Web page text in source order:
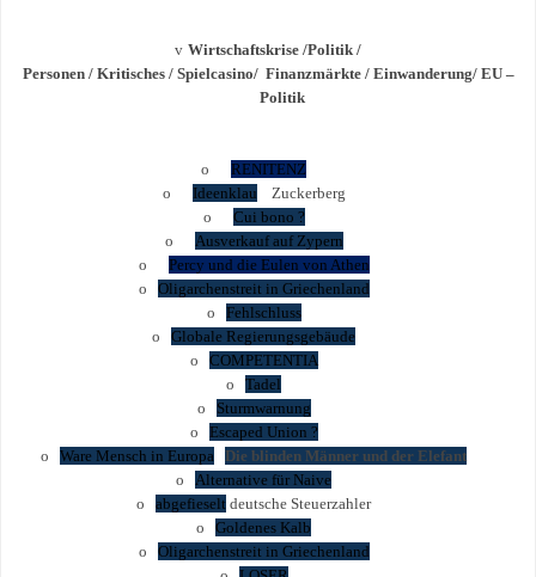
v Wirtschaftskrise /Politik /
Personen / Kritisches / Spielcasino/ Finanzmärkte / Einwanderung/ EU –
Politik
o RENITENZ
o Ideenklau Zuckerberg
o Cui bono ?
o Ausverkauf auf Zypern
o Percy und die Eulen von Athen
o Oligarchenstreit in Griechenland
o Fehlschluss
o Globale Regierungsgebäude
o COMPETENTIA
o Tadel
o Sturmwarnung
o Escaped Union ?
o Ware Mensch in Europa
Die blinden Männer und der Elefant
o Alternative für Naive
o abgefieselt deutsche Steuerzahler
o Goldenes Kalb
o Oligarchenstreit in Griechenland